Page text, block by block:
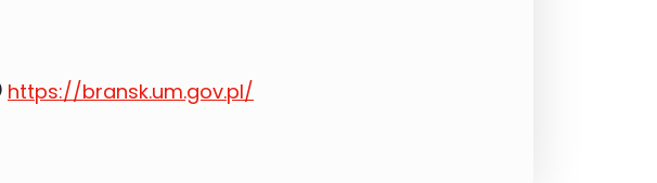
www:
https://bransk.um.gov.pl/